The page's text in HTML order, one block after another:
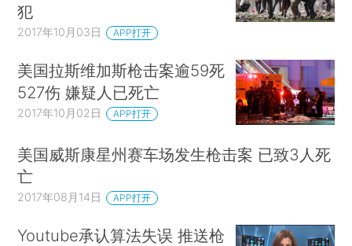
犯
2017年10月03日 APP打开
美国拉斯维加斯枪击案逾59死
527伤 嫌疑人已死亡
2017年10月02日 APP打开
美国威斯康星州赛车场发生枪击案 已致3人死
亡
2017年08月14日 APP打开
Youtube承认算法失误 推送枪